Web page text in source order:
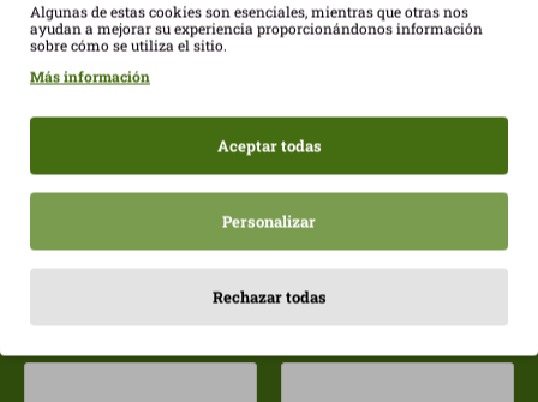
Cafe Liofilitzat 100g
Orgánica SuperFoods
ECO
12,00€ 15,00€
Camu-camu 100g
Orgánica SuperFoods
Algunas de estas cookies son esenciales, mientras que otras nos
ayudan a mejorar su experiencia proporcionándonos información
sobre cómo se utiliza el sitio.
Más información
Aceptar todas
Personalizar
Rechazar todas